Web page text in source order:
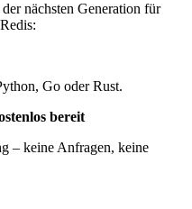
nächsten Generation für
Go oder Rust.
bereit
– keine Anfragen, keine